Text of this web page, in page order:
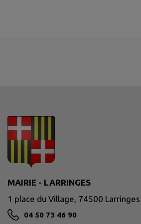
MAIRIE - LARRINGES
1 place du Village, 74500 Larringes
04 50 73 46 90